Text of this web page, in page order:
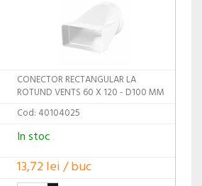
CONECTOR RECTANGULAR LA
ROTUND VENTS 60 X 120 - D100 MM
Cod: 40104025
In stoc
13,72 lei / buc